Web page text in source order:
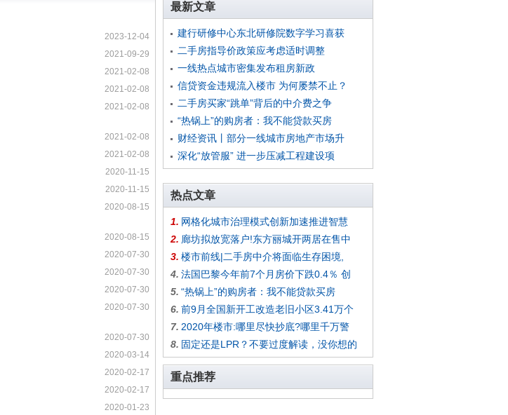
2023-12-04
2021-09-29
2021-02-08
2021-02-08
2021-02-08
2021-02-08
2021-02-08
2020-11-15
2020-11-15
2020-08-15
2020-08-15
2020-07-30
2020-07-30
2020-07-30
2020-07-30
2020-07-30
2020-03-14
2020-02-17
2020-02-17
2020-01-23
最新文章
建行研修中心东北研修院数字学习喜获
二手房指导价政策应考虑适时调整
一线热点城市密集发布租房新政
信贷资金违规流入楼市 为何屡禁不止？
二手房买家“跳单”背后的中介费之争
“热锅上”的购房者：我不能贷款买房
财经资讯丨部分一线城市房地产市场升
深化“放管服” 进一步压减工程建设项
热点文章
1. 网格化城市治理模式创新加速推进智慧
2. 廊坊拟放宽落户!东方丽城开两居在售中
3. 楼市前线|二手房中介将面临生存困境,
4. 法国巴黎今年前7个月房价下跌0.4％ 创
5. “热锅上”的购房者：我不能贷款买房
6. 前9月全国新开工改造老旧小区3.41万个
7. 2020年楼市:哪里尽快抄底?哪里千万警
8. 固定还是LPR？不要过度解读，没你想的
重点推荐